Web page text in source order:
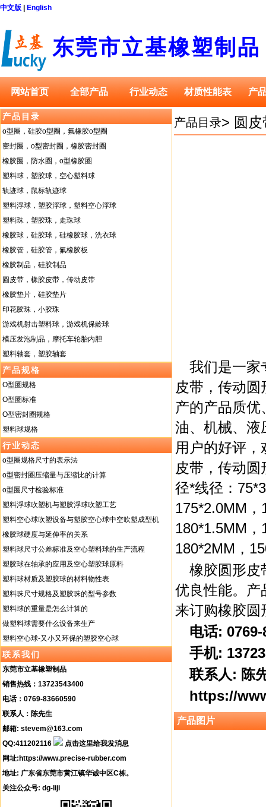
中文版 English
东莞市立基橡塑制品
网站首页 全部产品 行业动态 材质性能表 产
产品目录
o型圈，硅胶o型圈，氟橡胶o型圈
密封圈，o型密封圈，橡胶密封圈
橡胶圈，防水圈，o型橡胶圈
塑料球，塑胶球，空心塑料球
轨迹球，鼠标轨迹球
塑料浮球，塑胶浮球，塑料空心浮球
塑料珠，塑胶珠，走珠球
橡胶球，硅胶球，硅橡胶球，洗衣球
橡胶管，硅胶管，氟橡胶板
橡胶制品，硅胶制品
圆皮带，橡胶皮带，传动皮带
橡胶垫片，硅胶垫片
印花胶珠，小胶珠
游戏机射击塑料球，游戏机保龄球
模压发泡制品，摩托车轮胎内胆
塑料轴套，塑胶轴套
产品规格
O型圈规格
O型圈标准
O型密封圈规格
塑料球规格
行业动态
o型圈规格尺寸的表示法
o型密封圈压缩量与压缩比的计算
o型圈尺寸检验标准
塑料浮球吹塑机与塑胶浮球吹塑工艺
塑料空心球吹塑设备与塑胶空心球中空吹塑成型机
橡胶球硬度与延伸率的关系
塑料球尺寸公差标准及空心塑料球的生产流程
塑胶球在轴承的应用及空心塑胶球原料
塑料球材质及塑胶球的材料物性表
塑料珠尺寸规格及塑胶珠的型号参数
塑料球的重量是怎么计算的
做塑料球需要什么设备来生产
塑料空心球-又小又环保的塑胶空心球
联系我们
东莞市立基橡塑制品
销售热线：13723543400
电话：0769-83660590
联系人：陈先生
邮箱: stevem@163.com
QQ:411202116
网址: https://www.precise-rubber.com
地址: 广东省东莞市黄江镇华诚中区C栋。
关注公众号: dg-liji
产品目录> 圆
我们是一家
皮带，传动
产的产品质
油、机械、液
用户的好评
皮带，传动
径*线径：
175*2.0MM
180*1.5MM
180*2MM，
橡胶圆形皮
优良性能。产
来订购橡胶圆
电话: 0769-
手机:
联系人: 陈
https://
产品图片